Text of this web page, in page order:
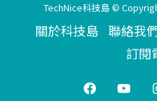
TechNice科技島 ©
關於科技島 聯絡我
訂閱